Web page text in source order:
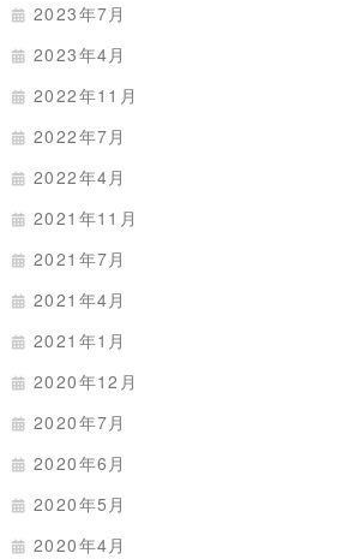
2023年7月
2023年4月
2022年11月
2022年7月
2022年4月
2021年11月
2021年7月
2021年4月
2021年1月
2020年12月
2020年7月
2020年6月
2020年5月
2020年4月